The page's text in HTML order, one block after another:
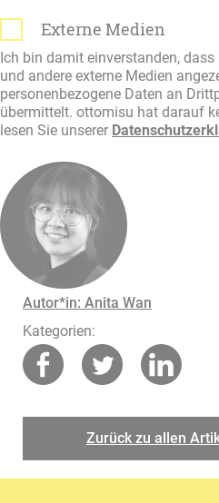
Externe Medien
Ich bin damit einverstanden,
und andere externe Medien
personenbezogene Daten an
übermittelt. ottomisu hat darauf
lesen Sie unserer
Autor*in: Anita Wan
Kategorien:
Zurück zu allen